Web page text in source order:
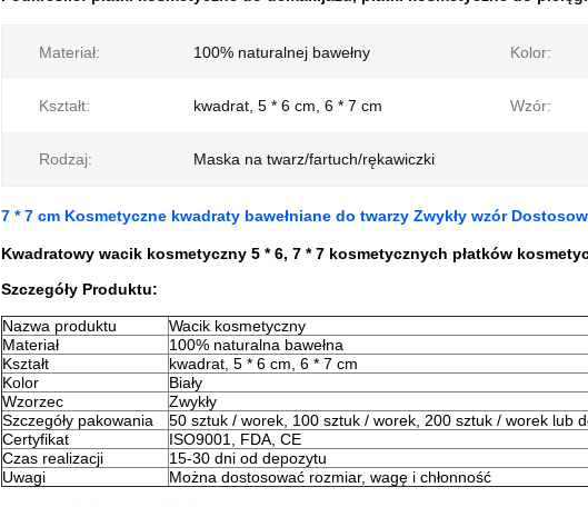
Materiał: 100% naturalnej bawełny Kolor:
Kształt: kwadrat, 5 * 6 cm, 6 * 7 cm Wzór:
Rodzaj: Maska na twarz/fartuch/rękawiczki
7 * 7 cm Kosmetyczne kwadraty bawełniane do twarzy Zwykły wzór
Kwadratowy wacik kosmetyczny 5 * 6, 7 * 7 kosmetycznych płatków
Szczegóły Produktu:
Nazwa produktu
Wacik kosmetyczny
Materiał
100% naturalna bawełna
Kształt
kwadrat, 5 * 6 cm, 6 * 7 cm
Kolor
Biały
Wzorzec
Zwykły
Szczegóły pakowania
50 sztuk / worek, 100 sztuk / worek, 200 sztuk / worek lub
Certyfikat
ISO9001, FDA, CE
Czas realizacji
15-30 dni od depozytu
Uwagi
Można dostosować rozmiar, wagę i chłonność